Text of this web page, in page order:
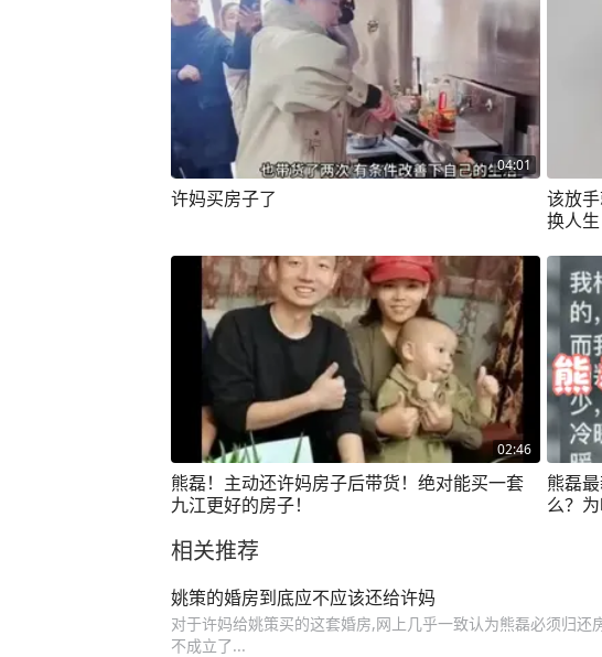
04:01
许妈买房子了
该放
换人生
02:46
熊磊！主动还许妈房子后带货！绝对能买一套
九江更好的房子！
熊磊
么？
相关推荐
姚策的婚房到底应不应该还给许妈
对于许妈给姚策买的这套婚房,网上几乎一致认为熊磊必须归
不成立了...